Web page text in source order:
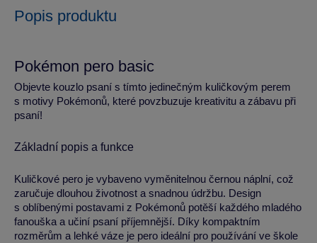
Popis produktu
Pokémon pero basic
Objevte kouzlo psaní s tímto jedinečným kuličkovým perem
s motivy Pokémonů, které povzbuzuje kreativitu a zábavu při
psaní!
Základní popis a funkce
Kuličkové pero je vybaveno vyměnitelnou černou náplní, což
zaručuje dlouhou životnost a snadnou údržbu. Design
s oblíbenými postavami z Pokémonů potěší každého mladého
fanouška a učiní psaní příjemnější. Díky kompaktním
rozměrům a lehké váze je pero ideální pro používání ve škole